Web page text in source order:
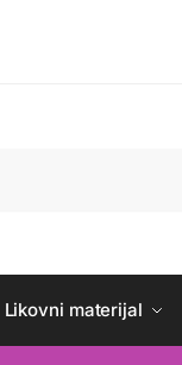
Likovni materijal